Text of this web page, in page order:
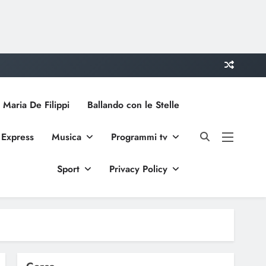
De Filippi Ballando con le Stelle
Musica Programmi tv
Sport Privacy Policy